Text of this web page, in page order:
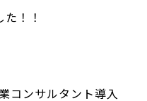
！！
コンサルタント導入